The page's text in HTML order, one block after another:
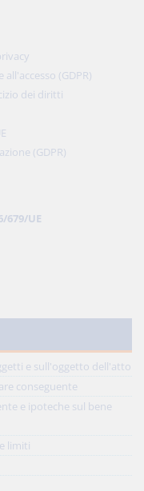
(GDPR)
dei diritti
(GDPR)
679/UE
e sull'oggetto dell'atto
conseguente
e ipoteche sul bene
limiti